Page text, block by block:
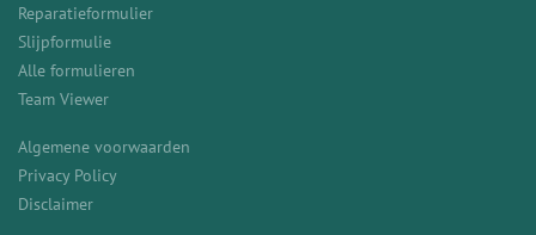
Reparatieformulier
Slijpformulie
Alle formulieren
Team Viewer
Algemene voorwaarden
Privacy Policy
Disclaimer